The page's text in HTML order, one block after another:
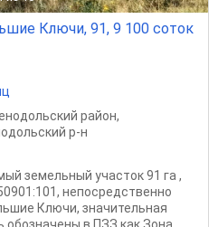
Ключи, 91, 9 100 соток
район,
р-н
земельный участок 91 га ,
непосредственно
Ключи, значительная